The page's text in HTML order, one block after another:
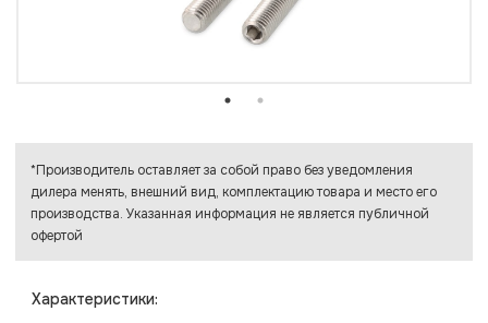
Характеристики:
*Производитель оставляет за собой право без уведомления
дилера менять, внешний вид, комплектацию товара и место его
производства. Указанная информация не является публичной
офертой